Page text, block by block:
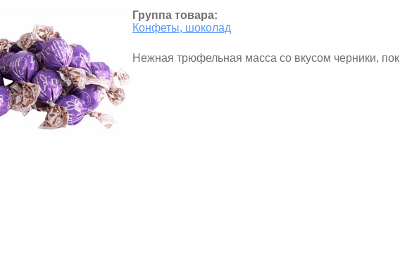
Группа товара:
Конфеты, шоколад
Нежная трюфельная масса со вкусом черники,